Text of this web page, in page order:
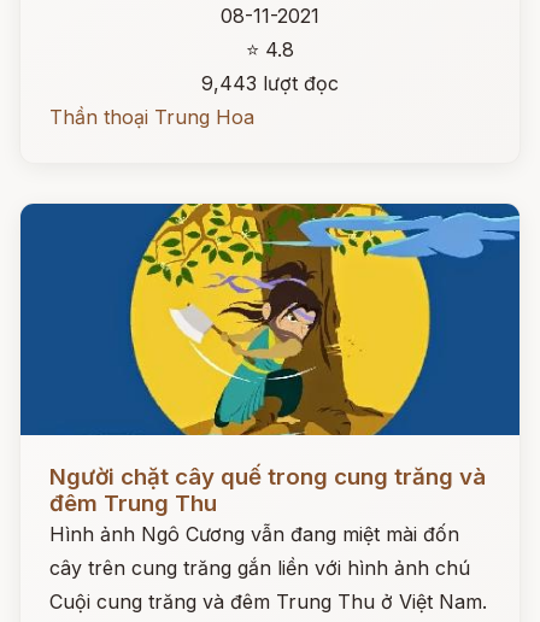
08-11-2021
⭐ 4.8
9,443 lượt đọc
Thần thoại Trung Hoa
Người chặt cây quế trong cung trăng và
đêm Trung Thu
Hình ảnh Ngô Cương vẫn đang miệt mài đốn
cây trên cung trăng gắn liền với hình ảnh chú
Cuội cung trăng và đêm Trung Thu ở Việt Nam.